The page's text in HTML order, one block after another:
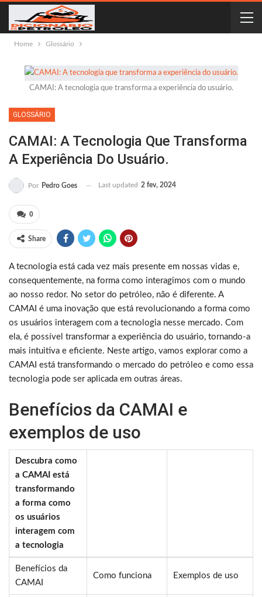
Home Glossário
CAMAI: A tecnologia que transforma a experiência do usuário.
GLOSSÁRIO
CAMAI: A Tecnologia Que Transforma
A Experiência Do Usuário.
Por Pedro Goes Last updated 2 fev, 2024
0
Share
A tecnologia está cada vez mais presente em nossas vidas e,
consequentemente, na forma como interagimos com o mundo
ao nosso redor. No setor do petróleo, não é diferente. A
CAMAI é uma inovação que está revolucionando a forma como
os usuários interagem com a tecnologia nesse mercado. Com
ela, é possível transformar a experiência do usuário, tornando-a
mais intuitiva e eficiente. Neste artigo, vamos explorar como a
CAMAI está transformando o mercado do petróleo e como essa
tecnologia pode ser aplicada em outras áreas.
Benefícios da CAMAI e
exemplos de uso
Descubra como
a CAMAI está
transformando
a forma como
os usuários
interagem com
a tecnologia
Benefícios da
CAMAI
Como funciona Exemplos de uso